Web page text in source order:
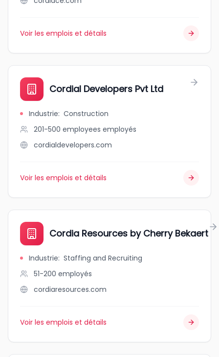
Voir les emplois et détails
Cordial Developers Pvt Ltd
Industrie: Construction
201-500 employees employés
cordialdevelopers.com
Voir les emplois et détails
Cordia Resources by Cherry Bekaert
Industrie: Staffing and Recruiting
51-200 employés
cordiaresources.com
Voir les emplois et détails